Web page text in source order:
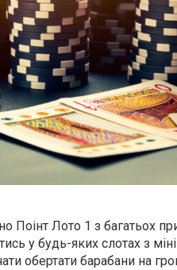
Поінт Лото 1 з багатьох
у будь-яких слотах з
обертати барабани на